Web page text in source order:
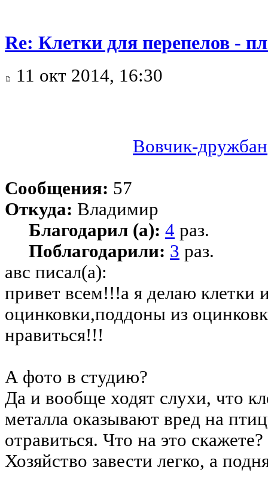
Re: Клетки для перепелов -
11 окт 2014, 16:30
Вовчик-дружбан
Сообщения: 57
Откуда: Владимир
Благодарил (а): 4 раз.
Поблагодарили: 3 раз.
авс писал(а):
привет всем!!!а я делаю клетки
оцинковки,поддоны из
нравиться!!!
А фото в студию?
Да и вообще ходят слухи, что
металла оказывают вред на
отравиться. Что на это скажете?
Хозяйство завести легко, а